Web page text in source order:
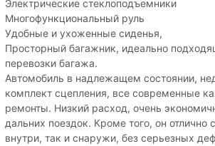
Электрические стеклоподъемники
Многофункциональный руль
Удобные и ухоженные сиденья,
Просторный багажник, идеально
перевозки багажа.
Автомобиль в надлежащем состоянии,
комплект сцепления, все современные
ремонты. Низкий расход, очень
дальних поездок. Кроме того, он отлично
внутри, так и снаружи, без серьезных